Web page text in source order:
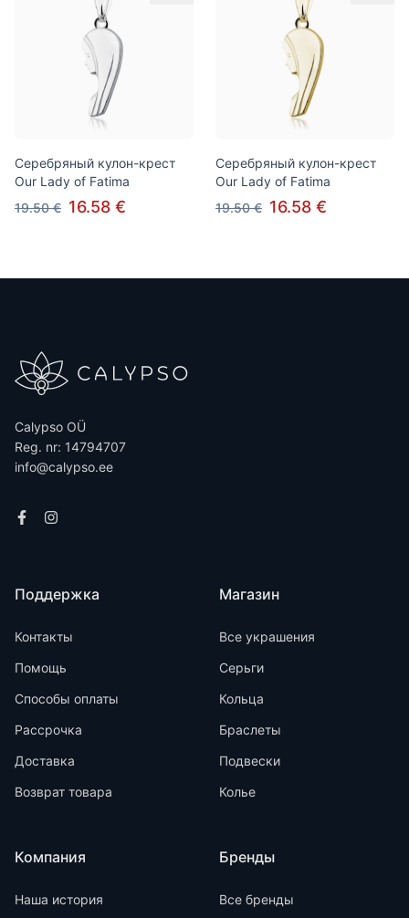
Серебряный кулон-крест
Our Lady of Fatima
19.50 € 16.58 €
Серебряный кулон-крест
Our Lady of Fatima
19.50 € 16.58 €
Calypso OÜ
Reg. nr: 14794707
info@calypso.ee
Поддержка
Контакты
Помощь
Способы оплаты
Рассрочка
Доставка
Возврат товара
Компания
Наша история
Магазин
Все украшения
Серьги
Кольца
Браслеты
Подвески
Колье
Бренды
Все бренды